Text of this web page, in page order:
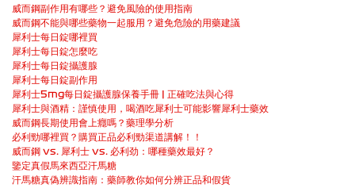
威而鋼副作用有哪些？避免風險的使用指南
威而鋼不能與哪些藥物一起服用？避免危險的用藥建議
犀利士每日錠哪裡買
犀利士每日錠怎麼吃
犀利士每日錠攝護腺
犀利士每日錠副作用
犀利士5mg每日錠攝護腺保養手冊 | 正確吃法與心得
犀利士與酒精：謹慎使用，喝酒吃犀利士可能影響犀利士藥效
威而鋼長期使用會上癮嗎？藥理學分析
必利勁哪裡買？購買正品必利勁渠道講解！！
威而鋼 vs. 犀利士 vs. 必利劲：哪種藥效最好？
鑒定真假馬來西亞汗馬糖
汗馬糖真偽辨識指南：藥師教你如何分辨正品和假貨